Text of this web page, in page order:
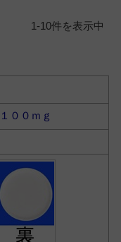
1-10件を表示中
００ｍｇ